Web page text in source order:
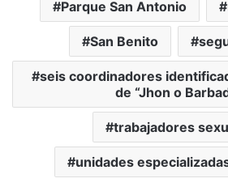
Parque San Antonio
San Benito
seis coordinadores
de “Jhon o
trabajadores
unidades